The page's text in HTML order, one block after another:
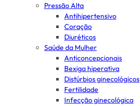
Pressão Alta
Antihipertensivo
Coração
Diuréticos
Saúde da Mulher
Anticoncepcionais
Bexiga hiperativa
Distúrbios ginecológicos
Fertilidade
Infecção ginecológica